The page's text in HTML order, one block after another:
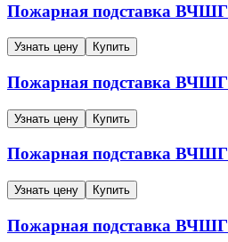
Пожарная подставка ВЧШГ
Узнать цену Купить
Пожарная подставка ВЧШГ
Узнать цену Купить
Пожарная подставка ВЧШГ
Узнать цену Купить
Пожарная подставка ВЧШГ